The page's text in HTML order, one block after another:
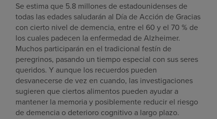
Se estima que 5.8 millones de estadounidenses de
todas las edades saludarán al Día de Acción de Gracias
con cierto nivel de demencia, entre el 60 y el 70 % de
los cuales padecen la enfermedad de Alzheimer.
Muchos participarán en el tradicional festín de
peregrinos, pasando un tiempo especial con sus seres
queridos. Y aunque los recuerdos pueden
desvanecerse de vez en cuando, las investigaciones
sugieren que ciertos alimentos pueden ayudar a
mantener la memoria y posiblemente reducir el riesgo
de demencia o deterioro cognitivo a largo plazo.